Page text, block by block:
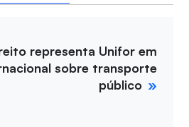
representa Unifor em
sobre transporte
público